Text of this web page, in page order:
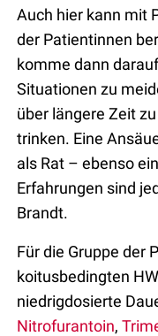
Auch hier kann mit
der Patientinnen
komme dann
Situationen zu
über längere Zeit
trinken. Eine
als Rat – ebenso
Erfahrungen sind
Brandt.
Für die Gruppe der
koitusbedingten
niedrigdosierte
Nitrofurantoin,